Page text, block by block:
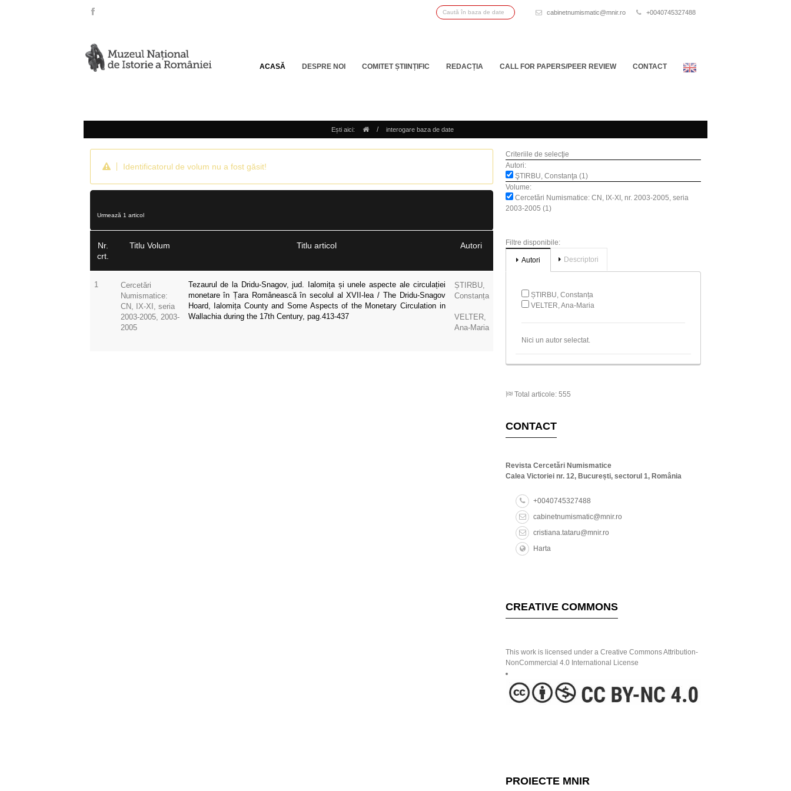
cabinetnumismatic@mnir.ro +0040745327488
ACASĂ DESPRE NOI COMITET ȘTIINȚIFIC REDACȚIA CALL FOR PAPERS/PEER REVIEW CONTACT
Ești aici: / interogare baza de date
Identificatorul de volum nu a fost găsit!
Urmează 1 articol
Nr.
crt.
Titlu Volum Titlu articol Autori
1
Cercetări
Numismatice:
CN, IX-XI, seria
2003-2005, 2003-
2005
Tezaurul de la Dridu-Snagov, jud. Ialomița și unele aspecte ale circulației
monetare în Țara Românească în secolul al XVII-lea / The Dridu-Snagov
Hoard, Ialomița County and Some Aspects of the Monetary Circulation in
Wallachia during the 17th Century, pag.413-437
ȘTIRBU,
Constanța
VELTER,
Ana-Maria
Criteriile de selecţie
Autori:
ŞTIRBU, Constanţa (1)
Volume:
Cercetări Numismatice: CN, IX-XI, nr. 2003-2005, seria
2003-2005 (1)
Filtre disponibile:
Autori Descriptori
ȘTIRBU, Constanța
VELTER, Ana-Maria
Nici un autor selectat.
Total articole: 555
CONTACT
Revista Cercetări Numismatice
Calea Victoriei nr. 12, București, sectorul 1, România
+0040745327488
cabinetnumismatic@mnir.ro
cristiana.tataru@mnir.ro
Harta
CREATIVE COMMONS
This work is licensed under a Creative Commons Attribution-
NonCommercial 4.0 International License
PROIECTE MNIR